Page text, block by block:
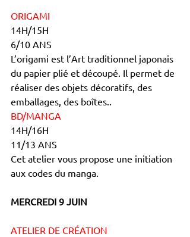
ORIGAMI
14H/15H
6/10 ANS
L’origami est l’Art traditionnel japonais
du papier plié et découpé. Il permet de
réaliser des objets décoratifs, des
emballages, des boîtes..
BD/MANGA
14H/16H
11/13 ANS
Cet atelier vous propose une initiation
aux codes du manga.
MERCREDI 9 JUIN
ATELIER DE CRÉATION